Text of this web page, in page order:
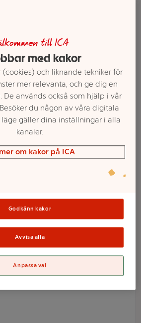
skivade
380g
butik och handla
till ICA
med kakor
och liknande tekniker för
mer relevanta, och ge dig en
De används också som hjälp i vår
du någon av våra digitala
gäller dina inställningar i alla
kanaler.
om kakor på ICA
Godkänn kakor
Avvisa alla
Anpassa val